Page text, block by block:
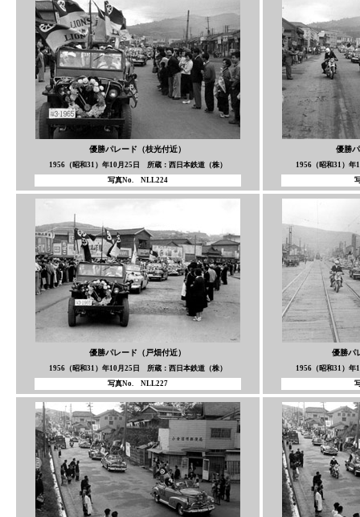
優勝パレード（枝光付近）
1956（昭和31）年10月25日 所蔵：西日本鉄道（株）
写真No. NLL224
優勝
1956（昭和31）
優勝パレード（戸畑付近）
1956（昭和31）年10月25日 所蔵：西日本鉄道（株）
写真No. NLL227
優勝パ
1956（昭和31）